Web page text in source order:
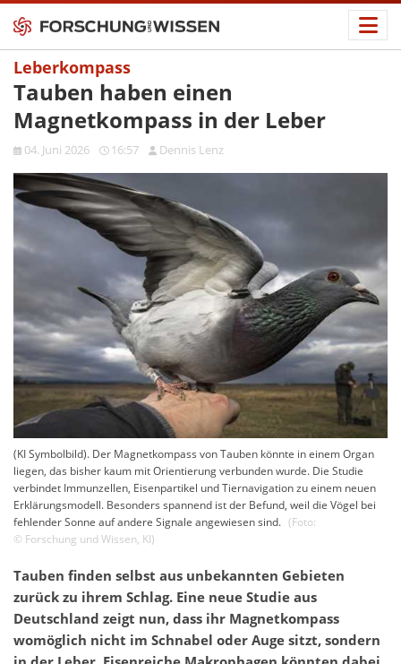
Leberkompass
Tauben haben einen
Magnetkompass in der Leber
04. Juni 2026 16:57 Dennis Lenz
(KI Symbolbild). Der Magnetkompass von Tauben könnte in einem Organ
liegen, das bisher kaum mit Orientierung verbunden wurde. Die Studie
verbindet Immunzellen, Eisenpartikel und Tiernavigation zu einem neuen
Erklärungsmodell. Besonders spannend ist der Befund, weil die Vögel bei
fehlender Sonne auf andere Signale angewiesen sind. (Foto:
© Forschung und Wissen, KI)
Tauben finden selbst aus unbekannten Gebieten
zurück zu ihrem Schlag. Eine neue Studie aus
Deutschland zeigt nun, dass ihr Magnetkompass
womöglich nicht im Schnabel oder Auge sitzt, sondern